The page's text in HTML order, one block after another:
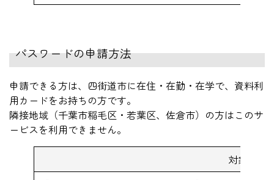
パスワードの申請方法
申請できる方は、四街道市に在住・在勤・在学で、資料利
用カードをお持ちの方です。
隣接地域（千葉市稲毛区・若葉区、佐倉市）の方はこのサ
ービスを利用できません。
対象